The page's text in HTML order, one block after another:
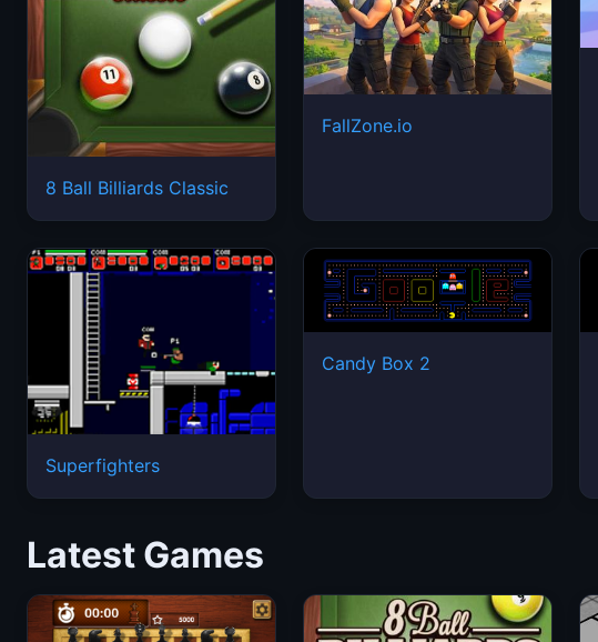
8 Ball Billiards Classic
FallZone.io
Superfighters
Candy Box 2
Latest Games